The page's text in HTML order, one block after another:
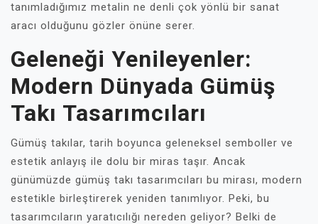
tanımladığımız metalin ne denli çok yönlü bir sanat
aracı olduğunu gözler önüne serer.
Geleneği Yenileyenler:
Modern Dünyada Gümüş
Takı Tasarımcıları
Gümüş takılar, tarih boyunca geleneksel semboller ve
estetik anlayış ile dolu bir miras taşır. Ancak
günümüzde gümüş takı tasarımcıları bu mirası, modern
estetikle birleştirerek yeniden tanımlıyor. Peki, bu
tasarımcıların yaratıcılığı nereden geliyor? Belki de